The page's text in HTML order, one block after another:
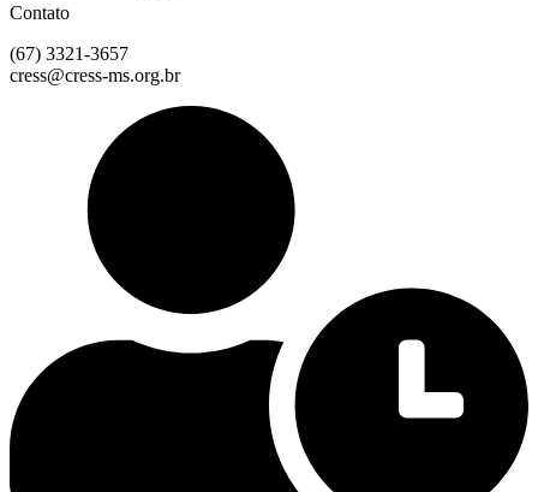
Contato
(67) 3321-3657
cress@cress-ms.org.br